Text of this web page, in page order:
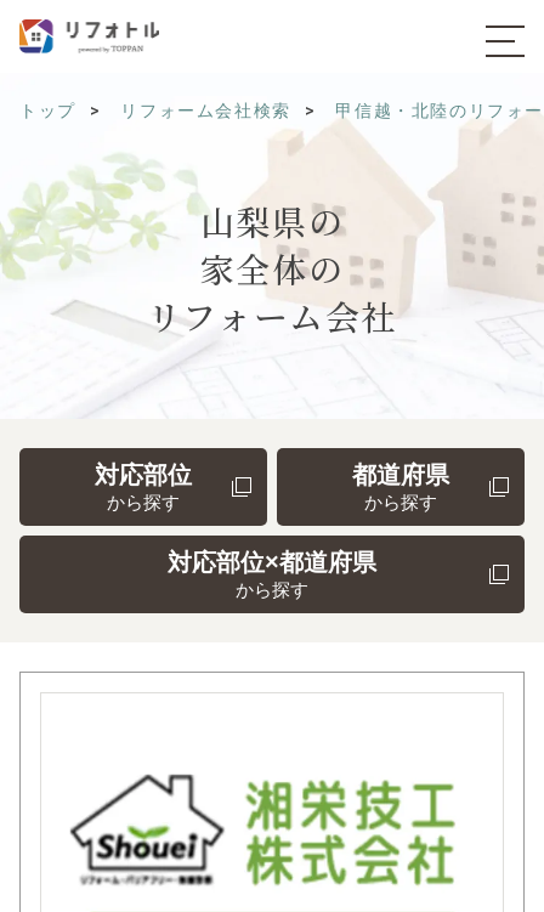
トップ リフォーム会社検索 甲信越・北陸のリフォ
山梨県の
家全体の
リフォーム会社
対応部位
から探す
都道府県
から探す
対応部位×都道府県
から探す